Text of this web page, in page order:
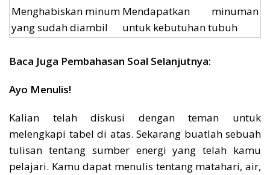
Menghabiskan minum
yang sudah diambil
Mendapatkan minuman
untuk kebutuhan tubuh
Baca Juga Pembahasan Soal Selanjutnya:
Ayo Menulis!
Kalian telah diskusi dengan teman untuk
melengkapi tabel di atas. Sekarang buatlah sebuah
tulisan tentang sumber energi yang telah kamu
pelajari. Kamu dapat menulis tentang matahari, air,